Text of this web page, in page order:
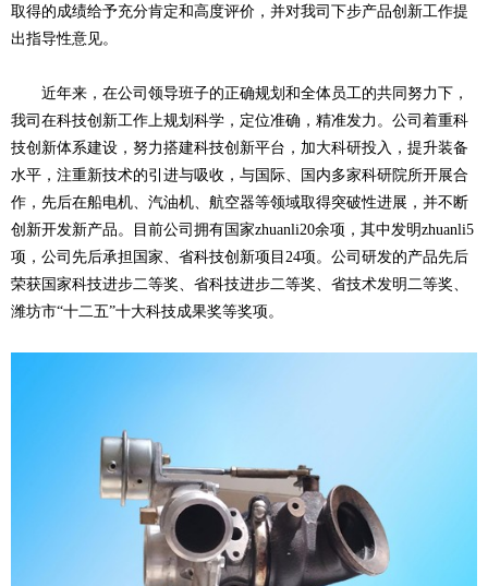
取得的成绩给予充分肯定和高度评价，并对我司下步产品创新工作提
出指导性意见。
近年来，在公司领导班子的正确规划和全体员工的共同努力下，
我司在科技创新工作上规划科学，定位准确，精准发力。公司着重科
技创新体系建设，努力搭建科技创新平台，加大科研投入，提升装备
水平，注重新技术的引进与吸收，与国际、国内多家科研院所开展合
作，先后在船电机、汽油机、航空器等领域取得突破性进展，并不断
创新开发新产品。目前公司拥有国家zhuanli20余项，其中发明zhuanli5
项，公司先后承担国家、省科技创新项目24项。公司研发的产品先后
荣获国家科技进步二等奖、省科技进步二等奖、省技术发明二等奖、
潍坊市“十二五”十大科技成果奖等奖项。